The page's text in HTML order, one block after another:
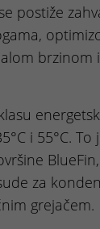
postiže
i 55°C.
za
grejačem.